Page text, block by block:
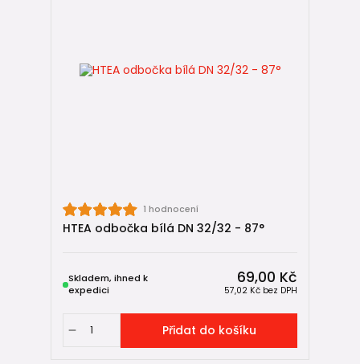
1 hodnocení
HTEA odbočka bílá DN 32/32 - 87°
69,00 Kč
57,02 Kč bez DPH
Skladem, ihned k
expedici
Přidat do košíku